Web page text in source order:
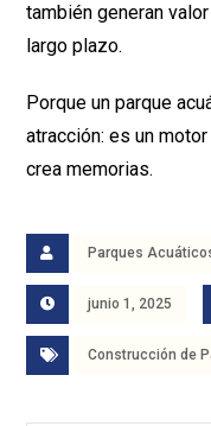
también generan
largo plazo.
Porque un parque
atracción: es un
crea memorias.
Parques
junio 1, 2025
Construcción de